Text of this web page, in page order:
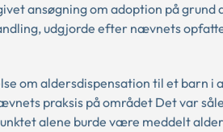
ansøgning om adoption på
udgjorde efter nævnets
om aldersdispensation til et barn i
praksis på området Det var
alene burde være meddelt